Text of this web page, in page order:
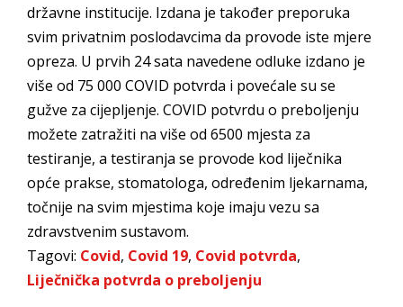
državne institucije. Izdana je također preporuka
svim privatnim poslodavcima da provode iste mjere
opreza. U prvih 24 sata navedene odluke izdano je
više od 75 000 COVID potvrda i povećale su se
gužve za cijepljenje. COVID potvrdu o preboljenju
možete zatražiti na više od 6500 mjesta za
testiranje, a testiranja se provode kod liječnika
opće prakse, stomatologa, određenim ljekarnama,
točnije na svim mjestima koje imaju vezu sa
zdravstvenim sustavom.
Tagovi: Covid, Covid 19, Covid potvrda,
Liječnička potvrda o preboljenju